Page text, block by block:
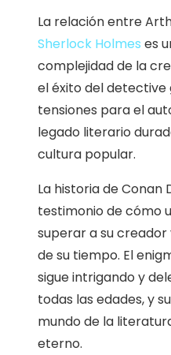
La relación entre
Sherlock Holmes es
complejidad de la
el éxito del
tensiones para el
legado literario
cultura popular.
La historia de Conan
testimonio de cómo
superar a su
de su tiempo. El
sigue intrigando y
todas las edades, y
mundo de la
eterno.